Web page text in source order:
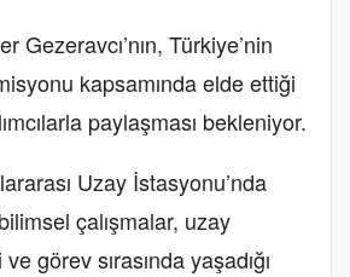
Gezeravcı’nın, Türkiye’nin
kapsamında elde ettiği
paylaşması bekleniyor.
Uzay İstasyonu’nda
çalışmalar, uzay
görev sırasında yaşadığı